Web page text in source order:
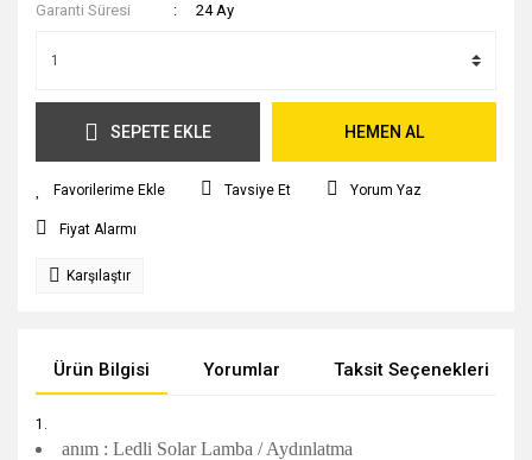
Garanti Süresi
24 Ay
SEPETE EKLE HEMEN AL
Tavsiye Et Yorum Yaz
Fiyat Alarmı
Karşılaştır
Ürün Bilgisi Yorumlar Taksit Seçenekleri
anım : Ledli Solar Lamba / Aydınlatma